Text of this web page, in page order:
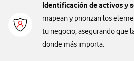
Identificación de activos y
mapean y priorizan los
tu negocio, asegurando que
donde más importa.